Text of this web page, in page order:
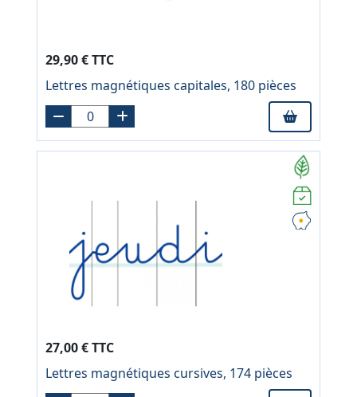
29,90 € TTC
Lettres magnétiques capitales, 180 pièces
27,00 € TTC
Lettres magnétiques cursives, 174 pièces